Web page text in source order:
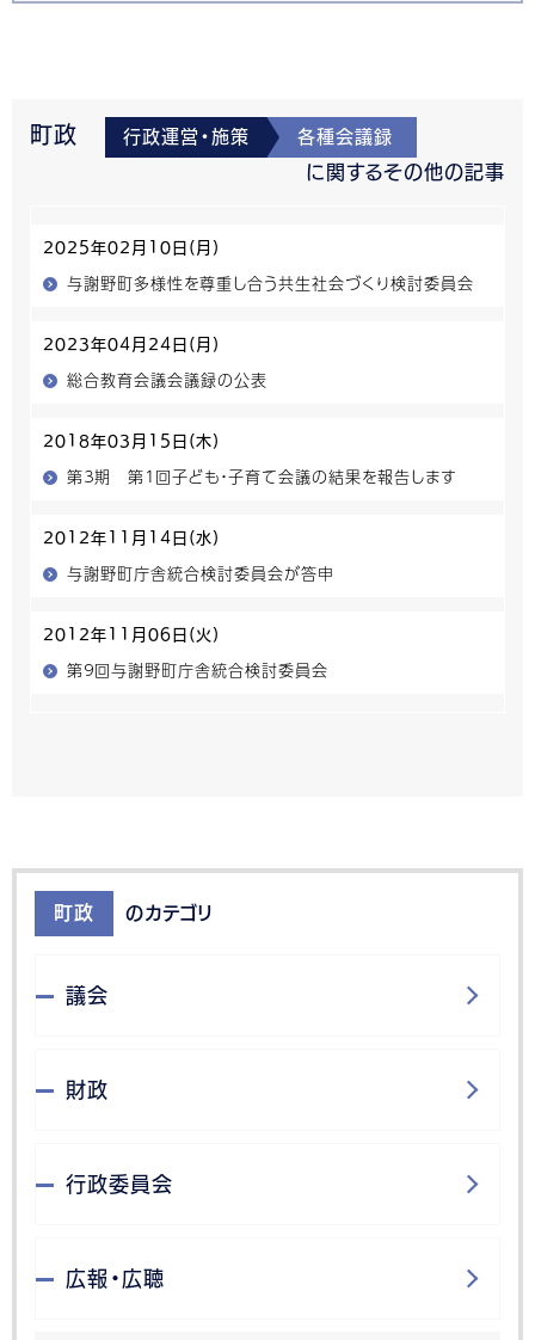
町政 行政運営・施策 各種会議録
に関するその他の記事
2025年02月10日(月)
与謝野町多様性を尊重し合う共生社会づくり検討委員会
2023年04月24日(月)
総合教育会議会議録の公表
2018年03月15日(木)
第３期 第１回子ども・子育て会議の結果を報告します
2012年11月14日(水)
与謝野町庁舎統合検討委員会が答申
2012年11月06日(火)
第９回与謝野町庁舎統合検討委員会
町政 のカテゴリ
議会
財政
行政委員会
広報・広聴